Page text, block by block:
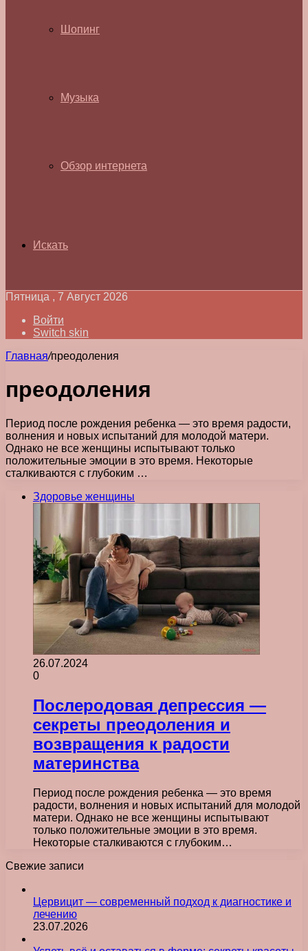
Шопинг
Музыка
Обзор интернета
Искать
Пятница , 7 Август 2026
Войти
Switch skin
Главная/преодоления
преодоления
Период после рождения ребенка — это время радости,
волнения и новых испытаний для молодой матери.
Однако не все женщины испытывают только
положительные эмоции в это время. Некоторые
сталкиваются с глубоким …
Здоровье женщины
26.07.2024
0
Послеродовая депрессия —
секреты преодоления и
возвращения к радости
материнства
Период после рождения ребенка — это время
радости, волнения и новых испытаний для молодой
матери. Однако не все женщины испытывают
только положительные эмоции в это время.
Некоторые сталкиваются с глубоким…
Свежие записи
Цервицит — современный подход к диагностике и
лечению
23.07.2026